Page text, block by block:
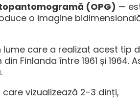
(OPG) —
o imagine
care a realizat acest tip
Finlanda între 1961 și 1964.
vizualizează 2-3 dinți,